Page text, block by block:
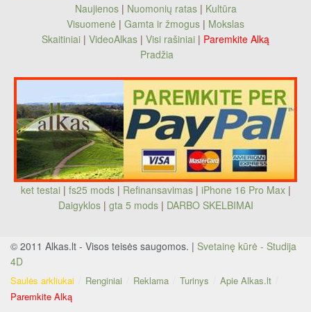
Naujienos| Nuomonių ratas| Kultūra
Visuomenė | Gamta ir žmogus | Mokslas
Skaitiniai | VideoAlkas | Visi rašiniai | Paremkite Alką
Pradžia
ket testai | fs25 mods| Refinansavimas| iPhone 16 Pro Max|
Daigyklos| gta 5 mods | DARBO SKELBIMAI
© 2011 Alkas.lt - Visos teisės saugomos. | Svetainę kūrė - Studija
4D
Saulės arkliukai Renginiai Reklama Turinys
Apie Alkas.lt
Paremkite Alką